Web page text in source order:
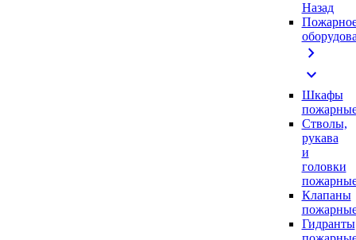
Назад
chevron_right
expand_more
Шкафы
Стволы,
рукава
и
головки
Клапаны
Гидранты